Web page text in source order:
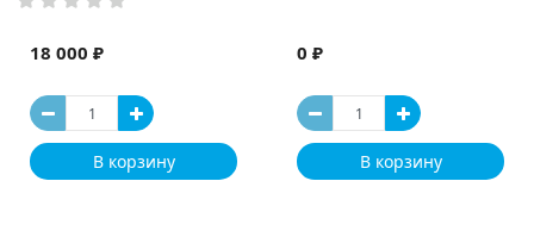
18 000 ₽
В корзину
0 ₽
В корзину